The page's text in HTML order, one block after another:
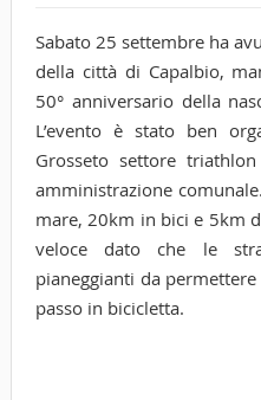
Sabato 25 settembre ha
della città di Capalbio,
50° anniversario della
L’evento è stato ben
Grosseto settore
amministrazione
mare, 20km in bici e 5km
veloce dato che le
pianeggianti da
passo in bicicletta.